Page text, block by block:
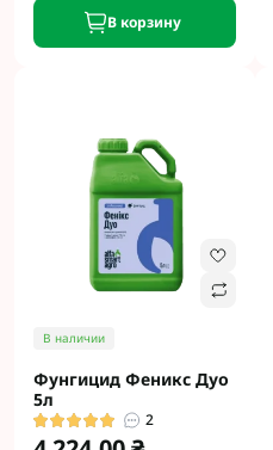
В корзину
В наличии
Фунгицид Феникс Дуо
5л
2